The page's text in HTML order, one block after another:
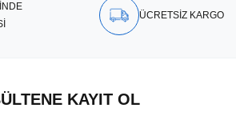
ÜCRETSİZ KARGO
KAYIT OL